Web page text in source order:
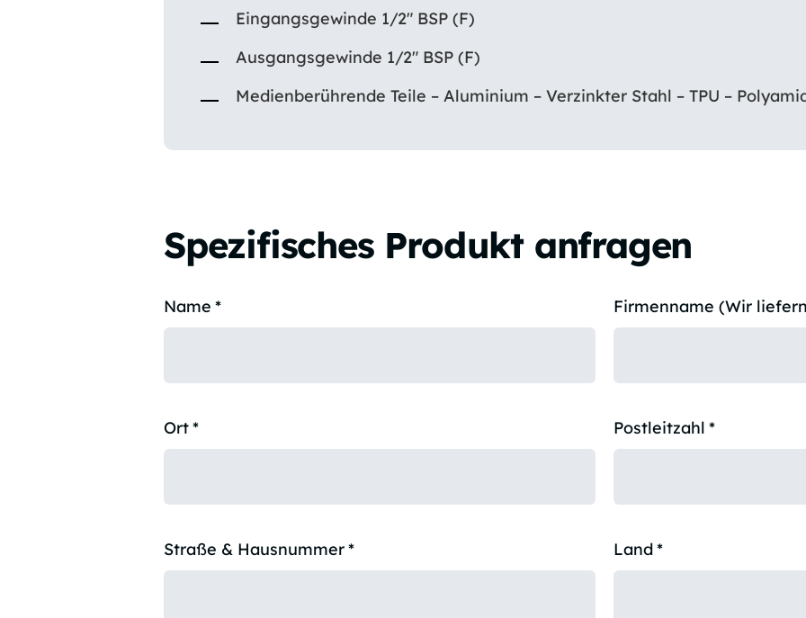
Eingangsgewinde 1/2″ BSP (F)
Ausgangsgewinde 1/2″ BSP (F)
Medienberührende Teile – Aluminium – Verzinkter Stahl – TPU –
Spezifisches Produkt anfragen
Name * Firmenname (Wir
Ort* Postleitzahl *
Straße & Hausnummer* Land*